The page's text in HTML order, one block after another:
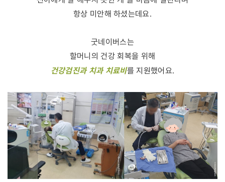
항상 미안해 하셨는데요.
굿네이버스는
할머니의 건강 회복을 위해
건강검진과 치과 치료비를 지원했어요.